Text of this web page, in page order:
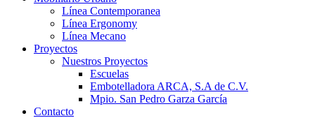
Línea Contemporanea
Línea Ergonomy
Línea Mecano
Proyectos
Nuestros Proyectos
Escuelas
Embotelladora ARCA, S.A de C.V.
Mpio. San Pedro Garza García
Contacto